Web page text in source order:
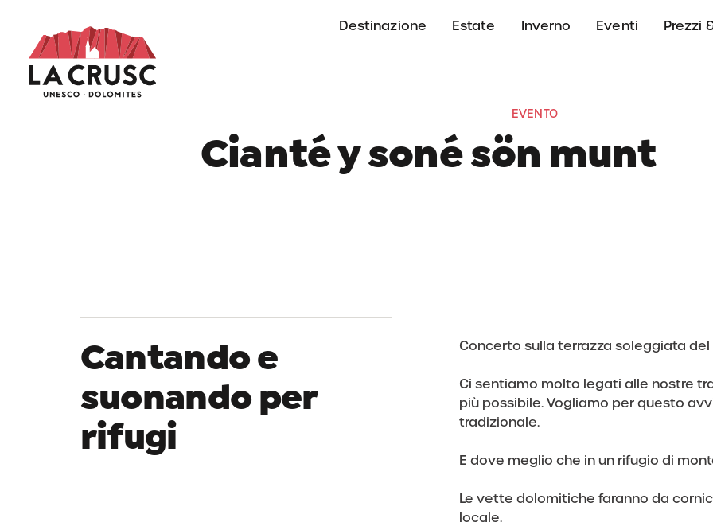
Destinazione Estate Inverno Eventi Prezzi
life in Alta Badia
EVENTO
Cianté y soné sön munt
Cantando e
suonando per
rifugi
Concerto sulla terrazza soleggiata del
Ci sentiamo molto legati alle nostre
più possibile. Vogliamo per questo
tradizionale.
E dove meglio che in un rifugio di
Le vette dolomitiche faranno da
locale.